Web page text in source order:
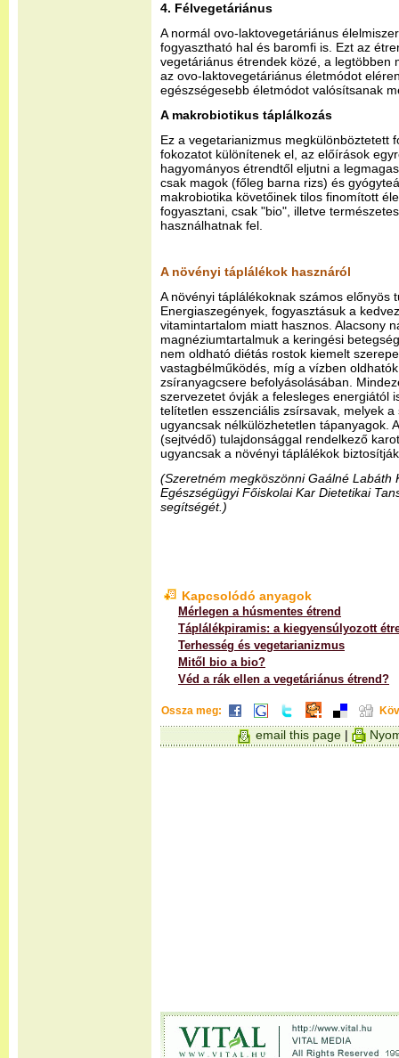
4. Félvegetáriánus
A normál ovo-laktovegetáriánus
fogyasztható hal és baromfi is. Ezt az
vegetáriánus étrendek közé, a legtöbben
az ovo-laktovegetáriánus életmódot
egészségesebb életmódot valósítsanak
A makrobiotikus táplálkozás
Ez a vegetarianizmus megkülönböztetett
fokozatot különítenek el, az előírások
hagyományos étrendtől eljutni a
csak magok (főleg barna rizs) és
makrobiotika követőinek tilos finomított
fogyasztani, csak "bio", illetve
használhatnak fel.
A növényi táplálékok hasznáról
A növényi táplálékoknak számos előnyös
Energiaszegények, fogyasztásuk a
vitamintartalom miatt hasznos. Alacsony
magnéziumtartalmuk a keringési
nem oldható diétás rostok kiemelt
vastagbélműködés, míg a vízben
zsíranyagcsere befolyásolásában.
szervezetet óvják a felesleges energiától
telítetlen esszenciális zsírsavak, melyek
ugyancsak nélkülözhetetlen tápanyagok.
(sejtvédő) tulajdonsággal rendelkező
ugyancsak a növényi táplálékok
(Szeretném megköszönni Gaálné Labáth
Egészségügyi Főiskolai Kar Dietetikai
segítségét.)
Kapcsolódó anyagok
Mérlegen a húsmentes étrend
Táplálékpiramis: a kiegyensúlyozott
Terhesség és vegetarianizmus
Mitől bio a bio?
Véd a rák ellen a vegetáriánus étrend?
Ossza meg:
email this page |